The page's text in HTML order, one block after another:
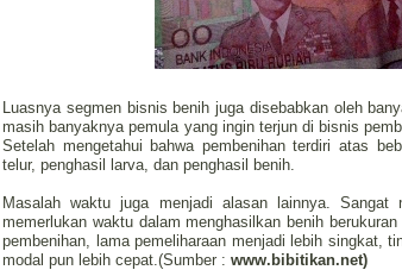
Luasnya segmen bisnis benih juga disebabkan oleh
masih banyaknya pemula yang ingin terjun di bisnis
Setelah mengetahui bahwa pembenihan terdiri atas
telur, penghasil larva, dan penghasil benih.
Masalah waktu juga menjadi alasan lainnya. Sangat
memerlukan waktu dalam menghasilkan benih
pembenihan, lama pemeliharaan menjadi lebih singkat,
modal pun lebih cepat.(Sumber : www.bibitikan.net)